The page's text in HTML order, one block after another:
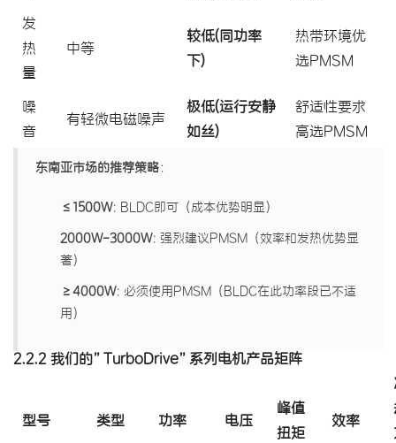
发
热
量
中等
较低(同功率
下)
热带环境优
选PMSM
噪
音
有轻微电磁噪声
极低(运行安静
如丝)
舒适性要求
高选PMSM
东南亚市场的推荐策略：
≤1500W: BLDC即可（成本优势明显）
2000W-3000W: 强烈建议PMSM（效率和发热优势显
著）
≥4000W: 必须使用PMSM（BLDC在此功率段已不适
用）
2.2.2 我们的”TurboDrive”系列电机产品矩阵
型号 类型 功率 电压
峰值
扭矩
效率